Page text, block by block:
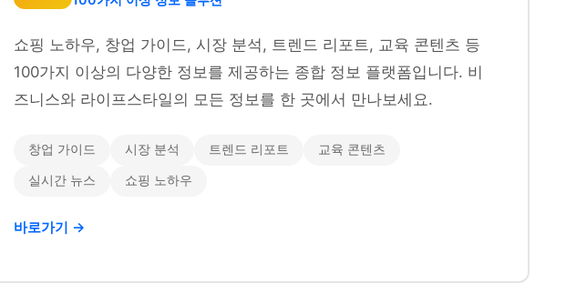
쇼핑 노하우, 창업 가이드, 시장 분석, 트렌드 리포트, 교육 콘텐츠 등
100가지 이상의 다양한 정보를 제공하는 종합 정보 플랫폼입니다. 비
즈니스와 라이프스타일의 모든 정보를 한 곳에서 만나보세요.
창업 가이드 시장 분석 트렌드 리포트 교육 콘텐츠
실시간 뉴스 쇼핑 노하우
바로가기 →